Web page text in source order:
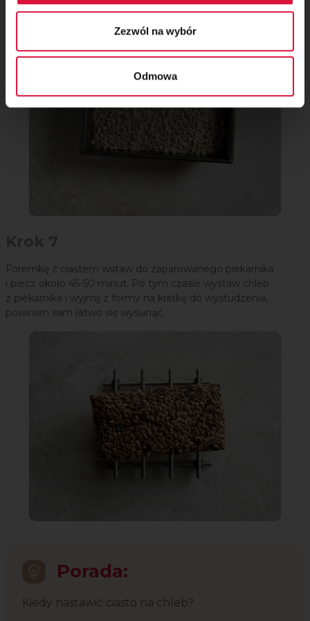
Zezwól na wybór
Odmowa
najlepiej nową żyletką zrób trzy skośne nacięcia na wierzchu.
Foremkę z ciastem wstaw do zaparowanego piekarnika
i piecz około 45-50 minut. Po tym czasie wystaw chleb
z piekarnika i wyjmij z formy na kratkę do wystudzenia,
powinien sam łatwo się wysunąć.
Porada:
Kiedy nastawić ciasto na chleb?